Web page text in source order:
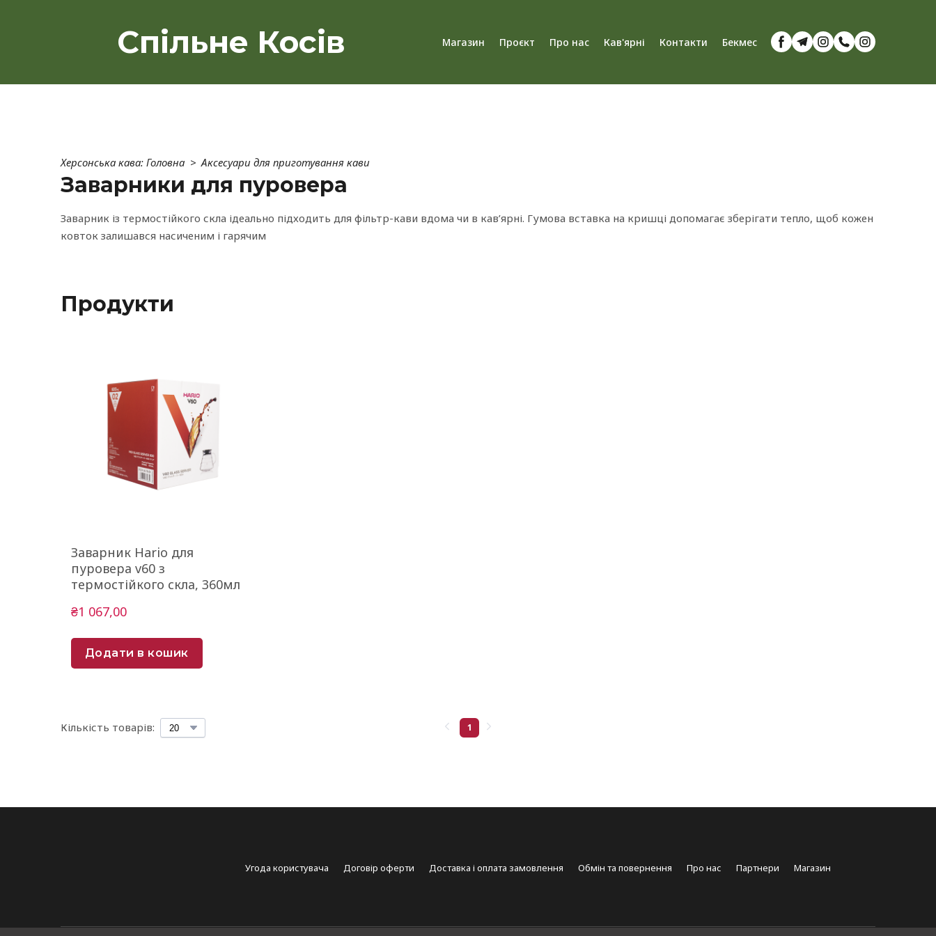
Спільне Косів Магазин Проєкт Про нас Кав'ярні Контакти Бекмес
Херсонська кава: Головна Аксесуари для приготування кави
Заварники для пуровера
Заварник із термостійкого скла ідеально підходить для фільтр-кави вдома чи в кав’ярні. Гумова вставка на кришці допомагає зберігати тепло, щоб кожен
ковток залишався насиченим і гарячим
Продукти
Заварник Hario для
пуровера v60 з
термостійкого скла, 360мл
₴1 067,00
Додати в кошик
Кількість товарів: 1
Угода користувача Договір оферти Доставка і оплата замовлення Обмін та повернення Про нас Партнери Магазин